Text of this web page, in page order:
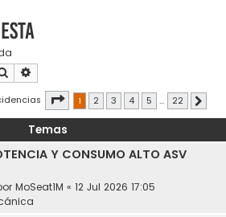
Buscar
Página de 22
1 2 3 4 5 … 22
Temas
Y CONSUMO ALTO ASV
MoSeat1M « 12 Jul 2026 17:05